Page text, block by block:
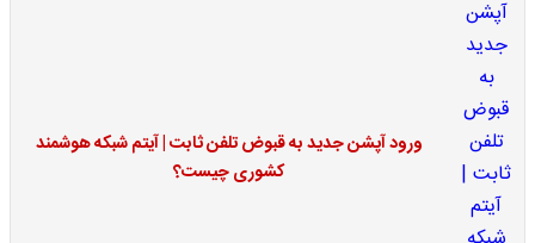
ورود آپشن جدید به قبوض تلفن ثابت | آیتم شبکه هوشمند
کشوری چیست؟